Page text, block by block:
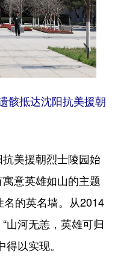
骸抵达沈阳抗美援朝
美援朝烈士陵园始
意英雄如山的主题
的英名墙。从2014
山河无恙，英雄可归
以实现。